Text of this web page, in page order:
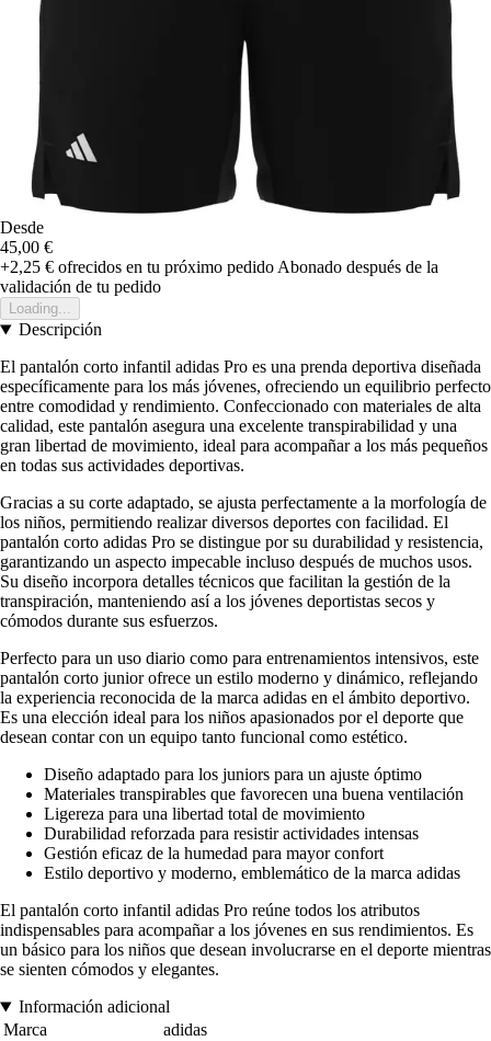
Desde
45,00 €
+2,25 € ofrecidos en tu próximo pedido Abonado después de la
validación de tu pedido
Loading...
Descripción
El pantalón corto infantil adidas Pro es una prenda deportiva diseñada
específicamente para los más jóvenes, ofreciendo un equilibrio perfecto
entre comodidad y rendimiento. Confeccionado con materiales de alta
calidad, este pantalón asegura una excelente transpirabilidad y una
gran libertad de movimiento, ideal para acompañar a los más pequeños
en todas sus actividades deportivas.
Gracias a su corte adaptado, se ajusta perfectamente a la morfología de
los niños, permitiendo realizar diversos deportes con facilidad. El
pantalón corto adidas Pro se distingue por su durabilidad y resistencia,
garantizando un aspecto impecable incluso después de muchos usos.
Su diseño incorpora detalles técnicos que facilitan la gestión de la
transpiración, manteniendo así a los jóvenes deportistas secos y
cómodos durante sus esfuerzos.
Perfecto para un uso diario como para entrenamientos intensivos, este
pantalón corto junior ofrece un estilo moderno y dinámico, reflejando
la experiencia reconocida de la marca adidas en el ámbito deportivo.
Es una elección ideal para los niños apasionados por el deporte que
desean contar con un equipo tanto funcional como estético.
Diseño adaptado para los juniors para un ajuste óptimo
Materiales transpirables que favorecen una buena ventilación
Ligereza para una libertad total de movimiento
Durabilidad reforzada para resistir actividades intensas
Gestión eficaz de la humedad para mayor confort
Estilo deportivo y moderno, emblemático de la marca adidas
El pantalón corto infantil adidas Pro reúne todos los atributos
indispensables para acompañar a los jóvenes en sus rendimientos. Es
un básico para los niños que desean involucrarse en el deporte mientras
se sienten cómodos y elegantes.
Información adicional
Marca
adidas